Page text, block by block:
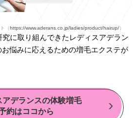
（https://www.aderans.co.jp/ladies/product/hairup/）
に取り組んできたレディスアデラン
悩みに応えるための増毛エクステが
アデランスの体験増毛
約はココから